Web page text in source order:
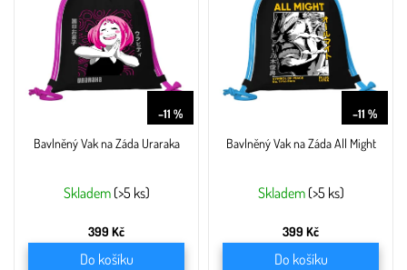
–11 %
Bavlněný Vak na Záda Uraraka
Skladem (>5 ks)
399 Kč
Do košíku
–11 %
Bavlněný Vak na Záda All Might
Skladem (>5 ks)
399 Kč
Do košíku